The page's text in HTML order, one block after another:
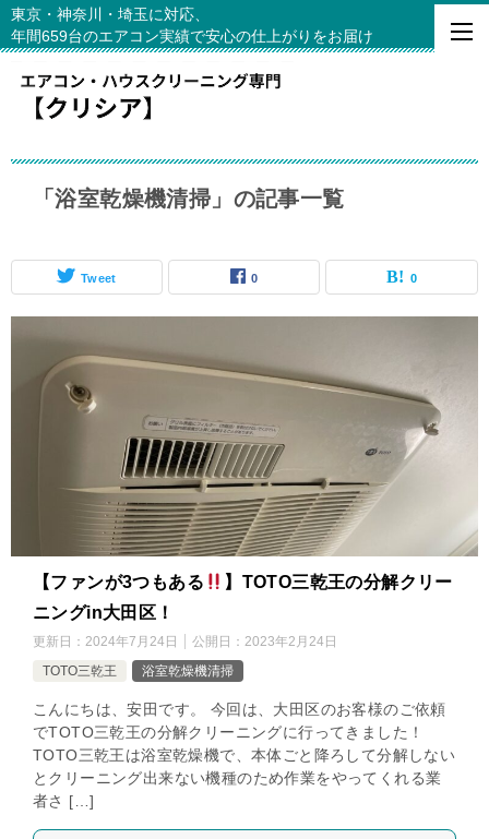
東京・神奈川・埼玉に対応、
年間659台のエアコン実績で安心の仕上がりをお届け
「浴室乾燥機清掃」の記事一覧
Tweet 0 0
【ファンが3つもある
】TOTO三乾王の分解クリー
ニングin大田区！
更新日： 2024年7月24日 公開日： 2023年2月24日
TOTO三乾王
浴室乾燥機清掃
こんにちは、安田です。 今回は、大田区のお客様のご依頼
でTOTO三乾王の分解クリーニングに行ってきました！
TOTO三乾王は浴室乾燥機で、本体ごと降ろして分解しない
とクリーニング出来ない機種のため作業をやってくれる業
者さ […]